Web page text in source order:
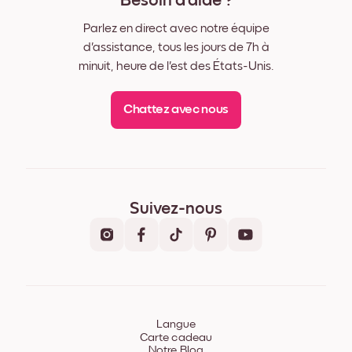
Parlez en direct avec notre équipe
d'assistance, tous les jours de 7h à
minuit, heure de l'est des États-Unis.
Chattez avec nous
Suivez-nous
Langue
Carte cadeau